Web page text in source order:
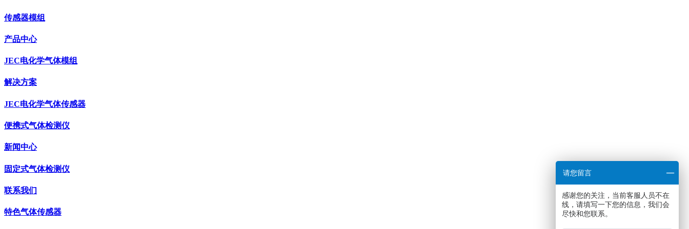
传感器模组
产品中心
JEC电化学气体模组
解决方案
JEC电化学气体传感器
便携式气体检测仪
新闻中心
固定式气体检测仪
联系我们
特色气体传感器
请您留言
感谢您的关注，当前客服人员不在
线，请填写一下您的信息，我们会
尽快和您联系。